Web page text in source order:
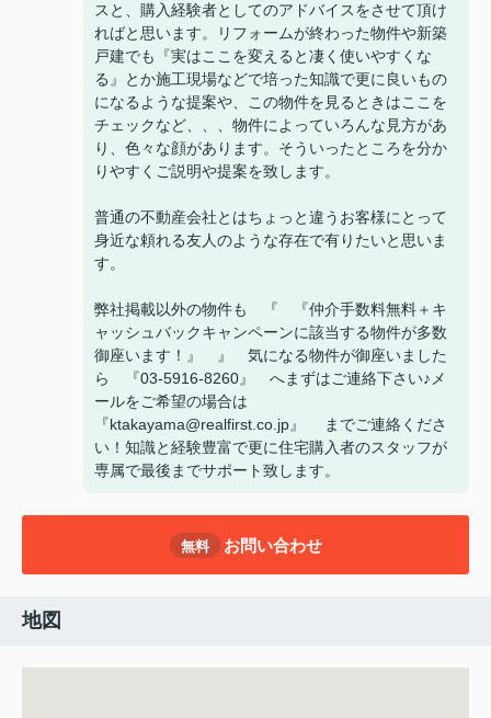
スと、購入経験者としてのアドバイスをさせて頂け
ればと思います。リフォームが終わった物件や新築
戸建でも『実はここを変えると凄く使いやすくな
る』とか施工現場などで培った知識で更に良いもの
になるような提案や、この物件を見るときはここを
チェックなど、、、物件によっていろんな見方があ
り、色々な顔があります。そういったところを分か
りやすくご説明や提案を致します。
普通の不動産会社とはちょっと違うお客様にとって
身近な頼れる友人のような存在で有りたいと思いま
す。
弊社掲載以外の物件も 『 『仲介手数料無料＋キ
ャッシュバックキャンペーンに該当する物件が多数
御座います！』 』 気になる物件が御座いました
ら 『03-5916-8260』 へまずはご連絡下さい♪メ
ールをご希望の場合は
『ktakayama@realfirst.co.jp』 までご連絡くださ
い！知識と経験豊富で更に住宅購入者のスタッフが
専属で最後までサポート致します。
無料 お問い合わせ
地図